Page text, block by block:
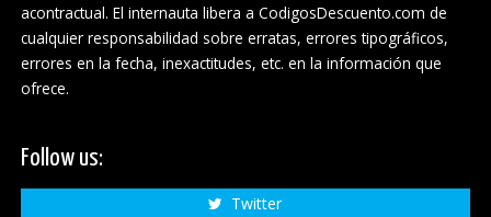
acontractual. El internauta libera a CodigosDescuento.com de
cualquier responsabilidad sobre erratas, errores tipográficos,
errores en la fecha, inexactitudes, etc. en la información que
ofrece.
Follow us:
Twitter